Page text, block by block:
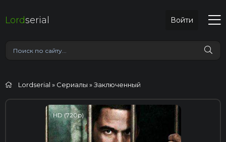
Lordserial Войти
Lordserial » Сериалы » Заключенный
HD (720p)